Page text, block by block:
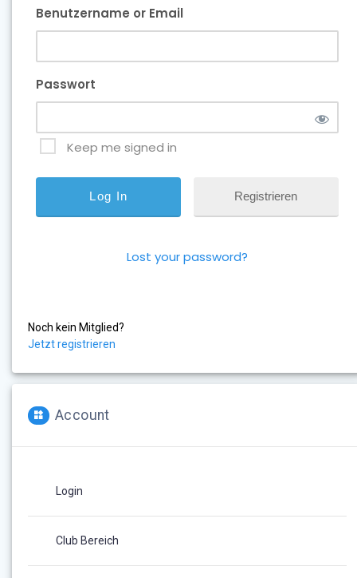
Benutzername or Email
Passwort
Keep me signed in
Registrieren
Lost your password?
Noch kein Mitglied?
Jetzt registrieren
Account
Login
Club Bereich